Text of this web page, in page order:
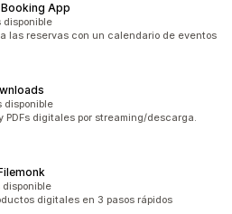
App
disponible
las reservas con un calendario de eventos
disponible
PDFs digitales por streaming/descarga.
disponible
digitales en 3 pasos rápidos